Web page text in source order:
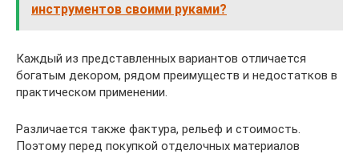
инструментов своими руками?
Каждый из представленных вариантов отличается
богатым декором, рядом преимуществ и недостатков в
практическом применении.
Различается также фактура, рельеф и стоимость.
Поэтому перед покупкой отделочных материалов